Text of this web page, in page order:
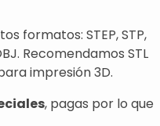
formatos: STEP, STP,
Recomendamos STL
impresión 3D.
, pagas por lo que